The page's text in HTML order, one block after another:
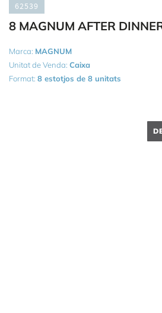
62539
8 MAGNUM AFTER
Marca: MAGNUM
Unitat de Venda: Caixa
Format: 8 estotjos de 8 unitats